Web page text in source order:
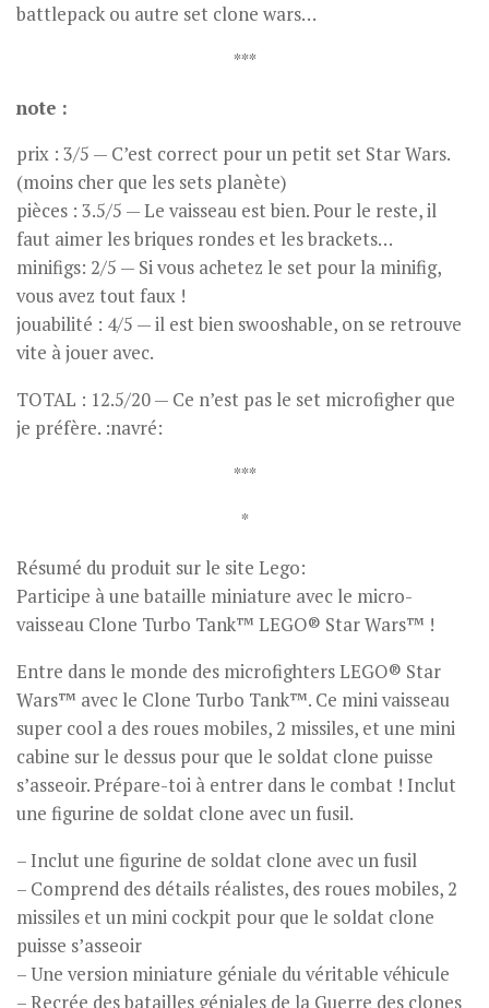
battlepack ou autre set clone wars…
***
note :
prix : 3/5 — C’est correct pour un petit set Star Wars.
(moins cher que les sets planète)
pièces : 3.5/5 — Le vaisseau est bien. Pour le reste, il
faut aimer les briques rondes et les brackets…
minifigs: 2/5 — Si vous achetez le set pour la minifig,
vous avez tout faux !
jouabilité : 4/5 — il est bien swooshable, on se retrouve
vite à jouer avec.
TOTAL : 12.5/20 — Ce n’est pas le set microfigher que
je préfère. :navré:
***
*
Résumé du produit sur le site Lego:
Participe à une bataille miniature avec le micro-
vaisseau Clone Turbo Tank™ LEGO® Star Wars™ !
Entre dans le monde des microfighters LEGO® Star
Wars™ avec le Clone Turbo Tank™. Ce mini vaisseau
super cool a des roues mobiles, 2 missiles, et une mini
cabine sur le dessus pour que le soldat clone puisse
s’asseoir. Prépare-toi à entrer dans le combat ! Inclut
une figurine de soldat clone avec un fusil.
– Inclut une figurine de soldat clone avec un fusil
– Comprend des détails réalistes, des roues mobiles, 2
missiles et un mini cockpit pour que le soldat clone
puisse s’asseoir
– Une version miniature géniale du véritable véhicule
– Recrée des batailles géniales de la Guerre des clones